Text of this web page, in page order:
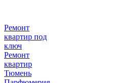
Ремонт
квартир под
ключ
Ремонт
квартир
Тюмень